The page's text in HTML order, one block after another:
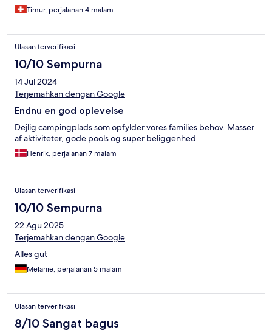
Timur, perjalanan 4 malam
Ulasan terverifikasi
10/10 Sempurna
14 Jul 2024
Terjemahkan dengan Google
Endnu en god oplevelse
Dejlig campingplads som opfylder vores families behov. Masser
af aktiviteter, gode pools og super beliggenhed.
Henrik, perjalanan 7 malam
Ulasan terverifikasi
10/10 Sempurna
22 Agu 2025
Terjemahkan dengan Google
Alles gut
Melanie, perjalanan 5 malam
Ulasan terverifikasi
8/10 Sangat bagus